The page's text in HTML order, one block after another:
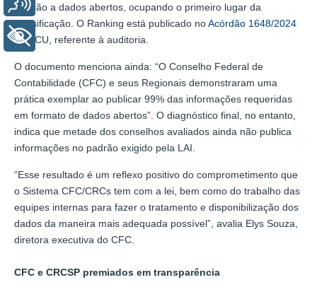
relação a dados abertos, ocupando o primeiro lugar da
classificação. O Ranking está publicado noAcórdão 1648/2024
do TCU, referente à auditoria.
O documento menciona ainda: “O Conselho Federal de
Contabilidade (CFC) e seus Regionais demonstraram uma
prática exemplar ao publicar 99% das informações requeridas
em formato de dados abertos”. O diagnóstico final, no entanto,
indica que metade dos conselhos avaliados ainda não publica
informações no padrão exigido pela LAI.
“Esse resultado é um reflexo positivo do comprometimento que
o Sistema CFC/CRCs tem com a lei, bem como do trabalho das
equipes internas para fazer o tratamento e disponibilização dos
dados da maneira mais adequada possível”, avalia Elys Souza,
diretora executiva do CFC.
CFC e CRCSP premiados em transparência
+ Acessibilidade